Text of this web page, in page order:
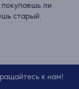
ли
старый.
к нам!